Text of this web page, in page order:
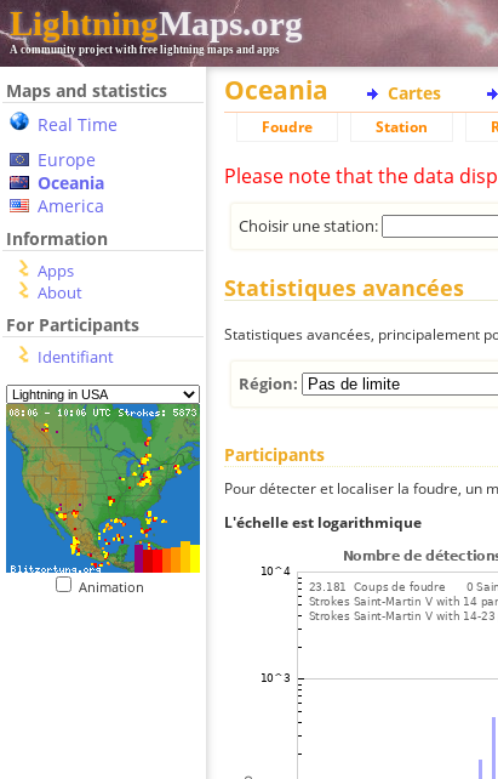
LightningMaps.org
A community project with free lightning maps and apps
Maps and statistics
Real Time
Europe
Oceania
America
Information
Apps
About
For Participants
Identifiant
Animation
Oceania Cartes
Foudre Station
Please note that the data
Choisir une station:
Statistiques avancées
Statistiques avancées, principalement
Région:
Participants
Pour détecter et localiser la foudre, un
L'échelle est logarithmique